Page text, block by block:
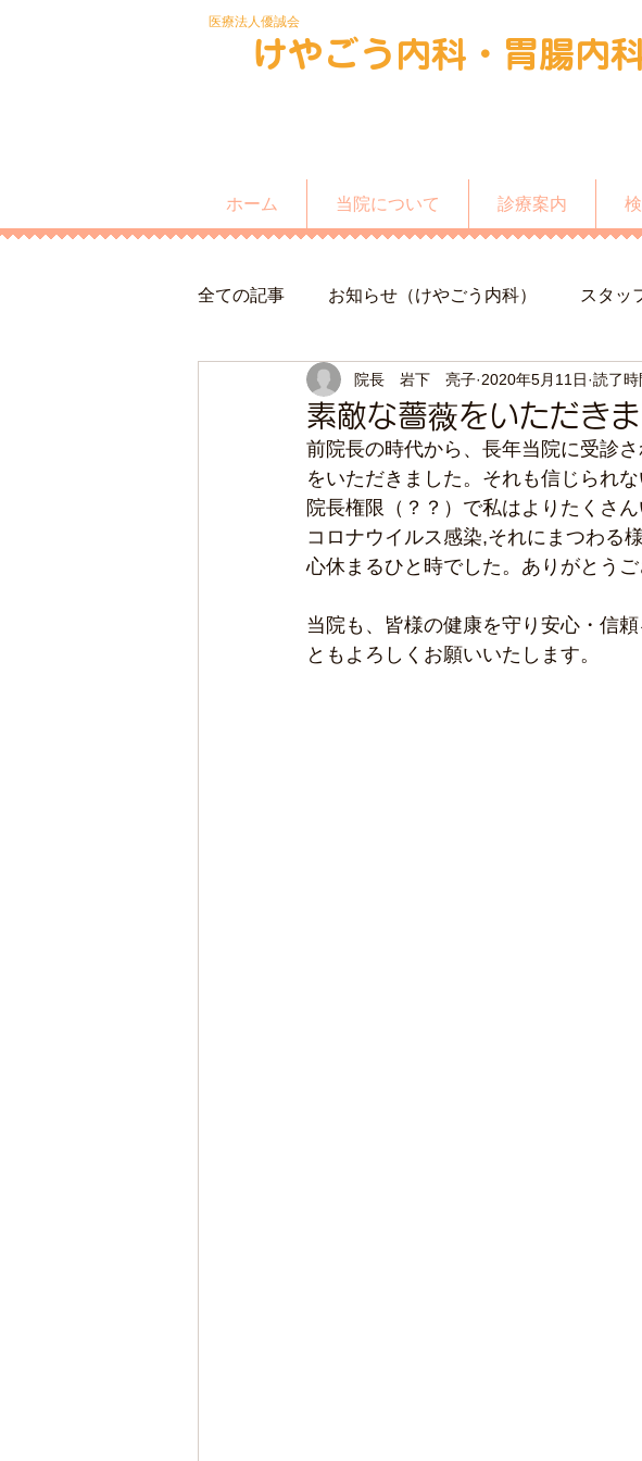
​医療法人優誠会
​けやごう内科・胃腸内
ホーム 当院について 診療案内
全ての記事 お知らせ（けやごう内科） スタッ
素敵な薔薇をいただきま
院長 岩下 亮子 2020年5月11日 読了
前院長の時代から、長年当院に受診
をいただきました。それも信じられ
院長権限（？？）で私はよりたくさ
コロナウイルス感染,それにまつわる
心休まるひと時でした。ありがとうご
当院も、皆様の健康を守り安心・信
ともよろしくお願いいたします。